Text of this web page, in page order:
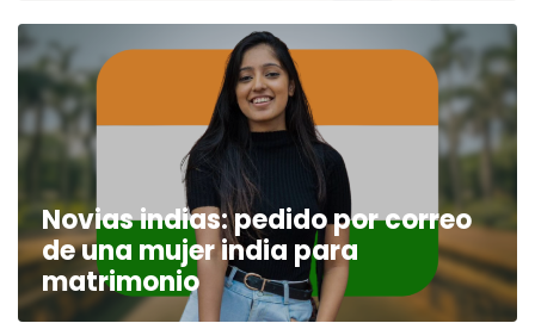
Novias indias: pedido por correo
de una mujer india para
matrimonio